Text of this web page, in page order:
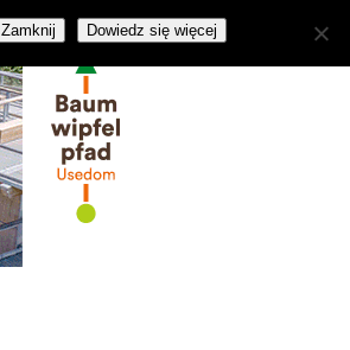
Zamknij Dowiedz się więcej